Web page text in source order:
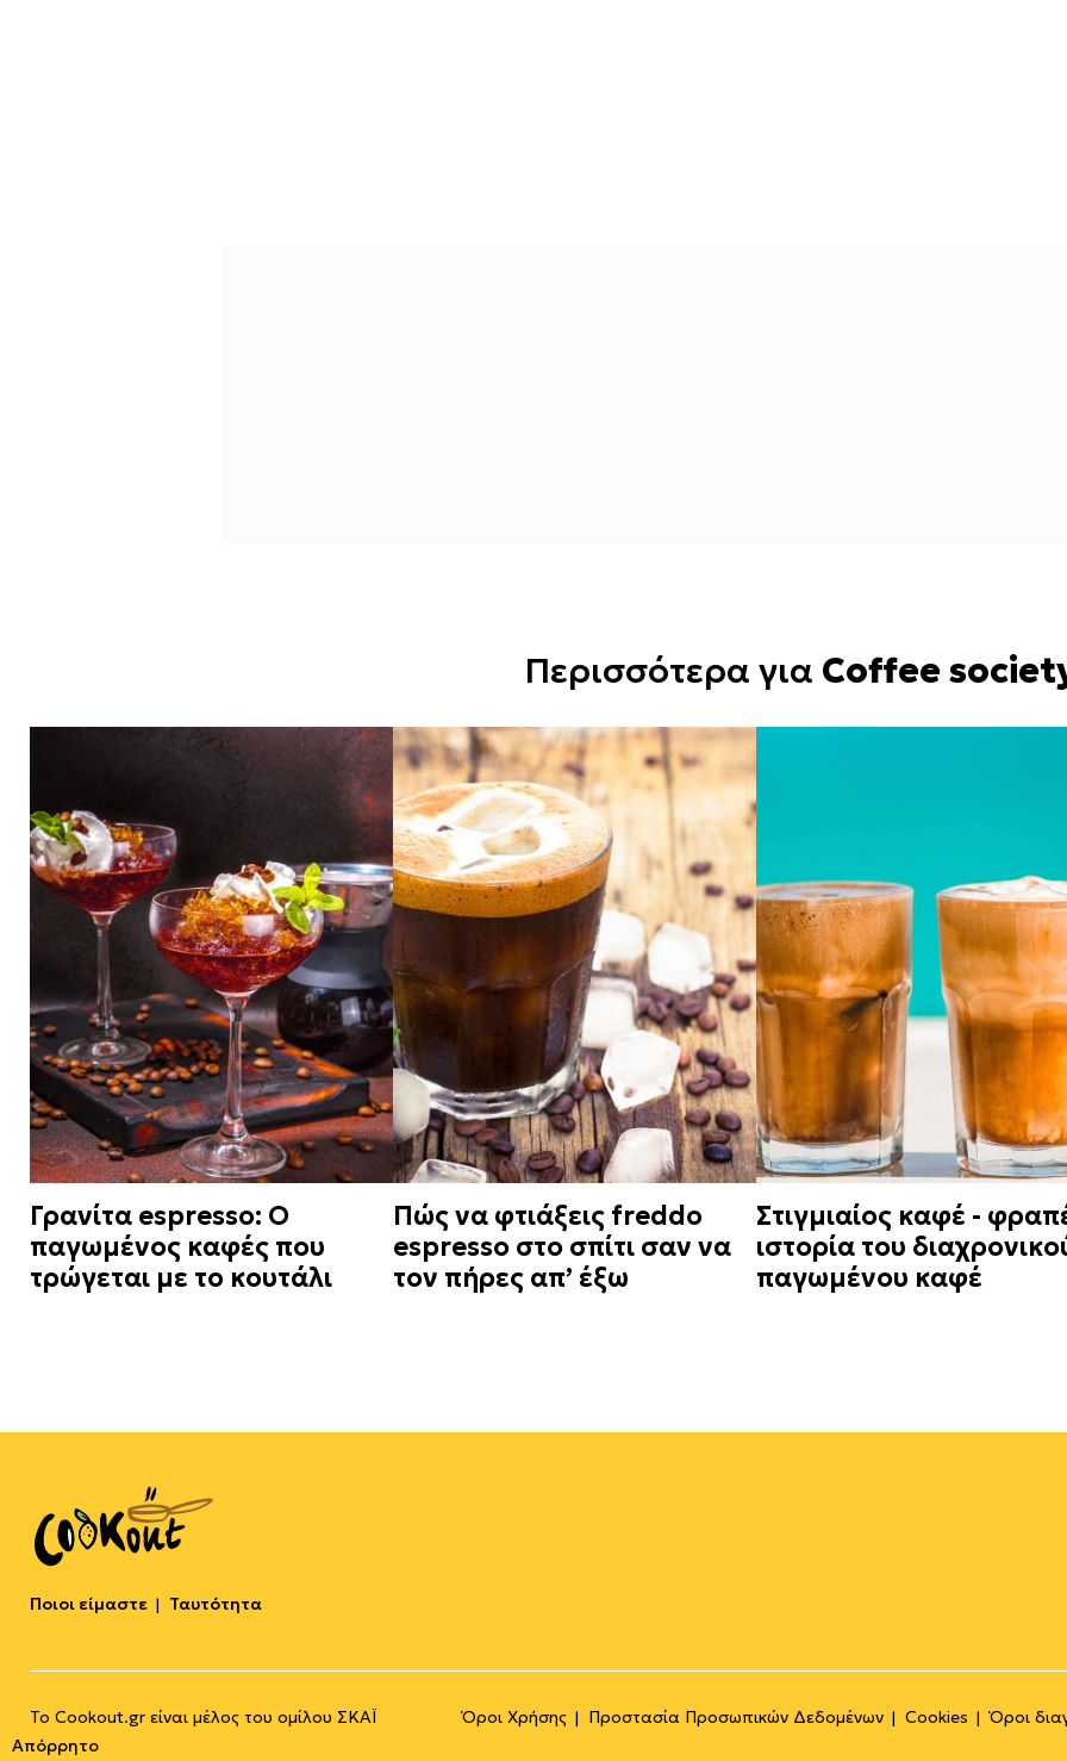
Περισσότερα για Coffee
Γρανίτα espresso: Ο
παγωμένος καφές που
τρώγεται με το κουτάλι
Πώς να φτιάξεις freddo
espresso στο σπίτι σαν να
τον πήρες απ’ έξω
Στιγμιαίος καφέ -
ιστορία του
παγωμένου καφέ
Ποιοι είμαστε Ταυτότητα
Το Cookout.gr είναι μέλος του ομίλου ΣΚΑΪ Όροι Χρήσης Προστασία Προσωπικών Δεδομένων Cookies
Όροι
Απόρρητο